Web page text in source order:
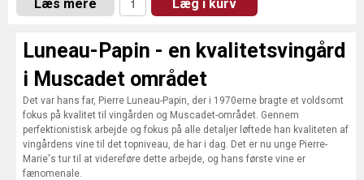
Læs mere Læg i kurv
Luneau-Papin - en kvalitetsvingård
i Muscadet området
Det var hans far, Pierre Luneau-Papin, der i 1970erne bragte et voldsomt
fokus på kvalitet til vingården og Muscadet-området. Gennem
perfektionistisk arbejde og fokus på alle detaljer løftede han kvaliteten af
vingårdens vine til det topniveau, de har i dag. Det er nu unge Pierre-
Marie's tur til at videreføre dette arbejde, og hans første vine er
fænomenale.